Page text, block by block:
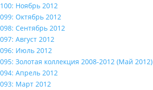
100: Ноябрь 2012
099: Октябрь 2012
098: Сентябрь 2012
097: Август 2012
096: Июль 2012
095: Золотая коллекция 2008-2012 (Май 2012)
094: Апрель 2012
093: Март 2012